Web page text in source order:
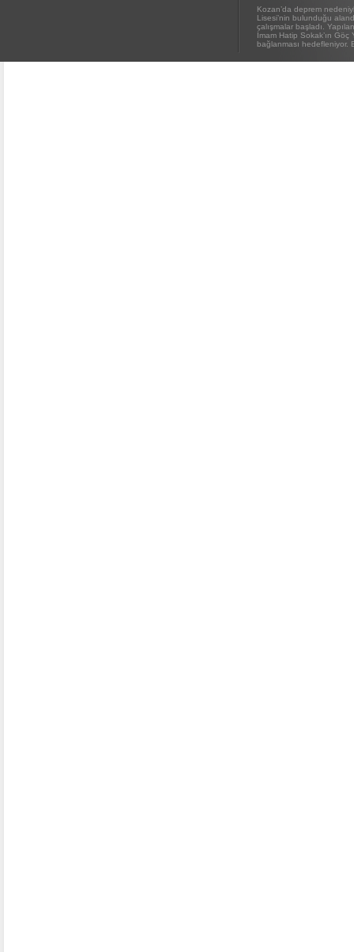
Kozan’da deprem
Lisesi’nin bulunduğu
çalışmalar başladı.
İmam Hatip Sokak’ın Göç
bağlanması hedefleniyor.